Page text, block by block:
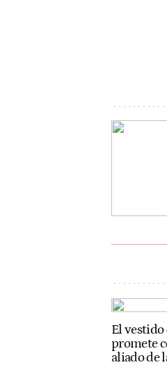
El vestido
promete
aliado de